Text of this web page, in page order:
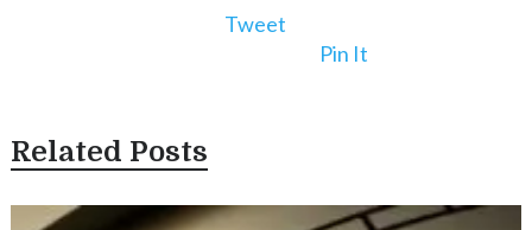
Tweet
Pin It
Related Posts